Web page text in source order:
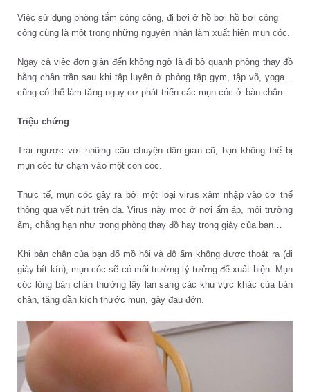
Việc sử dụng phòng tắm công cộng, đi bơi ở hồ bơi hồ bơi công
cộng cũng là một trong những nguyên nhân làm xuất hiện mụn cóc.
Ngay cả việc đơn giản đến không ngờ là đi bộ quanh phòng thay đồ
bằng chân trần sau khi tập luyện ở phòng tập gym, tập võ, yoga...
cũng có thể làm tăng nguy cơ phát triển các mụn cóc ở bàn chân.
Triệu chứng
Trái ngược với những câu chuyện dân gian cũ, bạn không thể bị
mụn cóc từ chạm vào một con cóc.
Thực tế, mụn cóc gây ra bởi một loại virus xâm nhập vào cơ thể
thông qua vết nứt trên da. Virus này mọc ở nơi ấm áp, môi trường
ẩm, chẳng hạn như trong phòng thay đồ hay trong giày của bạn…
Khi bàn chân của bạn đổ mồ hôi và độ ẩm không được thoát ra (đi
giày bít kín), mụn cóc sẽ có môi trường lý tưởng để xuất hiện. Mụn
cóc lòng bàn chân thường lây lan sang các khu vực khác của bàn
chân, tăng dần kích thước mụn, gây đau đớn.